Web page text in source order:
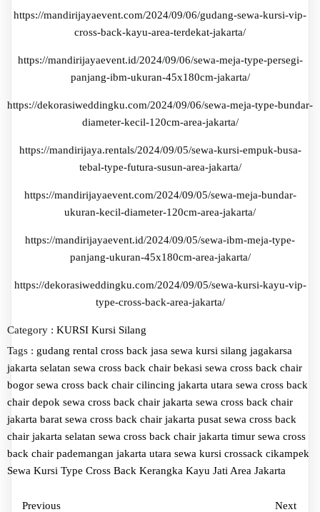
https://mandirijayaevent.com/2024/09/06/gudang-sewa-kursi-vip-
cross-back-kayu-area-terdekat-jakarta/
https://mandirijayaevent.id/2024/09/06/sewa-meja-type-persegi-
panjang-ibm-ukuran-45x180cm-jakarta/
https://dekorasiweddingku.com/2024/09/06/sewa-meja-type-bundar-
diameter-kecil-120cm-area-jakarta/
https://mandirijaya.rentals/2024/09/05/sewa-kursi-empuk-busa-
tebal-type-futura-susun-area-jakarta/
https://mandirijayaevent.com/2024/09/05/sewa-meja-bundar-
ukuran-kecil-diameter-120cm-area-jakarta/
https://mandirijayaevent.id/2024/09/05/sewa-ibm-meja-type-
panjang-ukuran-45x180cm-area-jakarta/
https://dekorasiweddingku.com/2024/09/05/sewa-kursi-kayu-vip-
type-cross-back-area-jakarta/
Category : KURSI Kursi Silang
Tags : gudang rental cross back jasa sewa kursi silang jagakarsa
jakarta selatan sewa cross back chair bekasi sewa cross back chair
bogor sewa cross back chair cilincing jakarta utara sewa cross back
chair depok sewa cross back chair jakarta sewa cross back chair
jakarta barat sewa cross back chair jakarta pusat sewa cross back
chair jakarta selatan sewa cross back chair jakarta timur sewa cross
back chair pademangan jakarta utara sewa kursi crossack cikampek
Sewa Kursi Type Cross Back Kerangka Kayu Jati Area Jakarta
Previous
Next